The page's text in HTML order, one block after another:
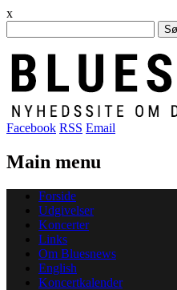
x
efter:
Facebook RSS Email
Main menu
Skip
content
Forside
Udgivelser
Koncerter
Links
Om Bluesnews
English
Koncertkalender